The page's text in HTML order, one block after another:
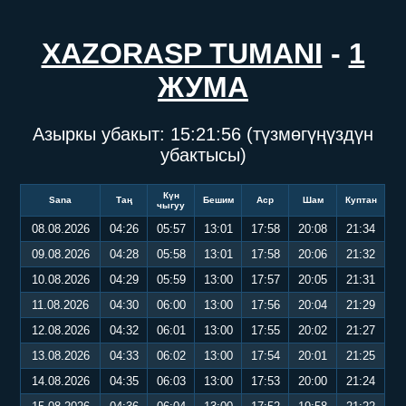
XAZORASP TUMANI - 1
ЖУМА
Азыркы убакыт: 15:21:56 (түзмөгүңүздүн
убактысы)
Sana Таң
Күн
чыгуу
Бешим Аср Шам Куптан
08.08.2026 04:26 05:57 13:01 17:58 20:08
21:34
09.08.2026
04:28 05:58 13:01 17:58 20:06
21:32
10.08.2026
04:29 05:59 13:00 17:57 20:05
21:31
11.08.2026
04:30 06:00 13:00 17:56 20:04
21:29
12.08.2026
04:32 06:01 13:00 17:55 20:02
21:27
13.08.2026
04:33 06:02 13:00 17:54 20:01
21:25
14.08.2026
04:35 06:03 13:00 17:53 20:00
21:24